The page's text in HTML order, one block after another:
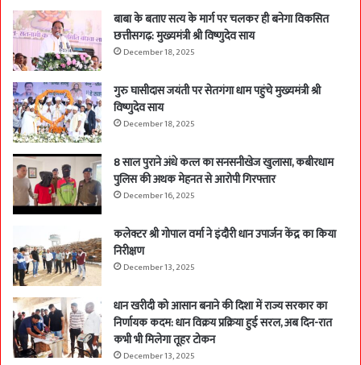
बाबा के बताए सत्य के मार्ग पर चलकर ही बनेगा विकसित
छत्तीसगढ़: मुख्यमंत्री श्री विष्णुदेव साय
December 18, 2025
गुरु घासीदास जयंती पर सेतगंगा धाम पहुंचे मुख्यमंत्री श्री
विष्णुदेव साय
December 18, 2025
8 साल पुराने अंधे कत्ल का सनसनीखेज खुलासा, कबीरधाम
पुलिस की अथक मेहनत से आरोपी गिरफ्तार
December 16, 2025
कलेक्टर श्री गोपाल वर्मा ने इंदौरी धान उपार्जन केंद्र का किया
निरीक्षण
December 13, 2025
धान खरीदी को आसान बनाने की दिशा में राज्य सरकार का
निर्णायक कदम: धान विक्रय प्रक्रिया हुई सरल, अब दिन-रात
कभी भी मिलेगा तूहर टोकन
December 13, 2025